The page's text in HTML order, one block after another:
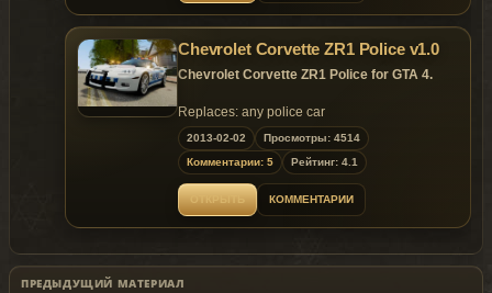
Chevrolet Corvette ZR1 Police v1.0
Chevrolet Corvette ZR1 Police for GTA 4.
Replaces: any police car
2013-02-02
Просмотры: 4514
Комментарии: 5
Рейтинг: 4.1
ОТКРЫТЬ КОММЕНТАРИИ
ПРЕДЫДУЩИЙ МАТЕРИАЛ